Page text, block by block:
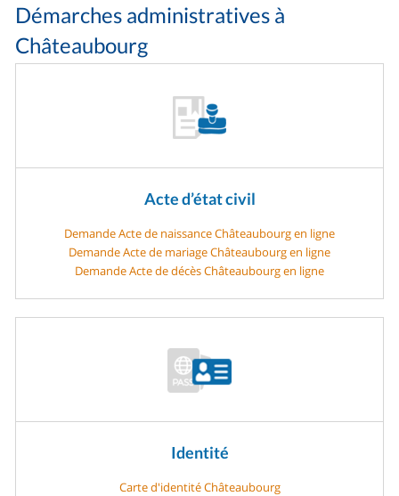
Démarches administratives à
Châteaubourg
Acte d’état civil
Demande Acte de naissance Châteaubourg en ligne
Demande Acte de mariage Châteaubourg en ligne
Demande Acte de décès Châteaubourg en ligne
Identité
Carte d'identité Châteaubourg